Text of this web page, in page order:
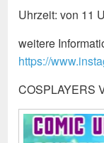
Uhrzeit: von 11
weitere
https://
COSPLAYERS